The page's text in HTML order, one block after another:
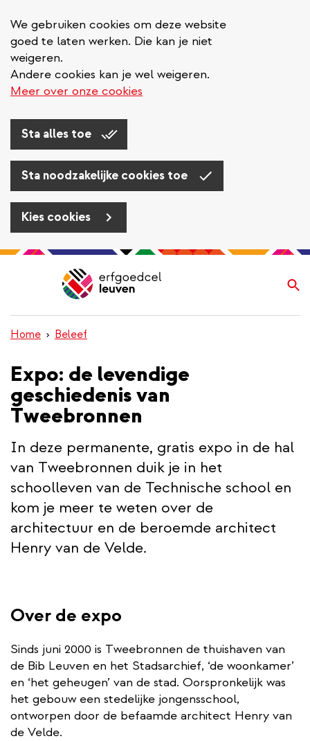
We gebruiken cookies om deze website
goed te laten werken. Die kan je niet
weigeren.
Andere cookies kan je wel weigeren.
Meer over onze cookies
Sta alles toe
Sta noodzakelijke cookies toe
Kies cookies
Overslaan
inhoud
gaan
Navigatie
wisselen
Home Beleef
Expo: de levendige
geschiedenis van
Tweebronnen
In deze permanente, gratis expo in de hal
van Tweebronnen duik je in het
schoolleven van de Technische school en
kom je meer te weten over de
architectuur en de beroemde architect
Henry van de Velde.
Over de expo
Sinds juni 2000 is Tweebronnen de thuishaven van
de Bib Leuven en het Stadsarchief, ‘de woonkamer’
en ‘het geheugen’ van de stad. Oorspronkelijk was
het gebouw een stedelijke jongensschool,
ontworpen door de befaamde architect Henry van
de Velde.